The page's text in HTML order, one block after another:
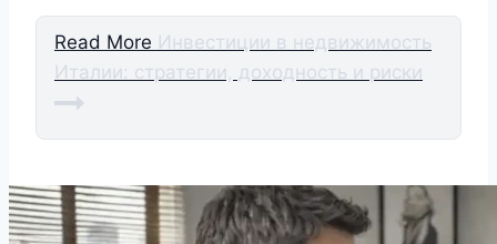
Read More Инвестиции в недвижимость
Италии: стратегии, доходность и риски